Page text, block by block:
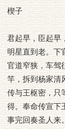
楔子
君起早，臣起早
明星直到老。下
官道窄狭，车驾
竿，拆到杨家清
传与王枢密，只
得。奉命传宣下
事完回奏圣人来